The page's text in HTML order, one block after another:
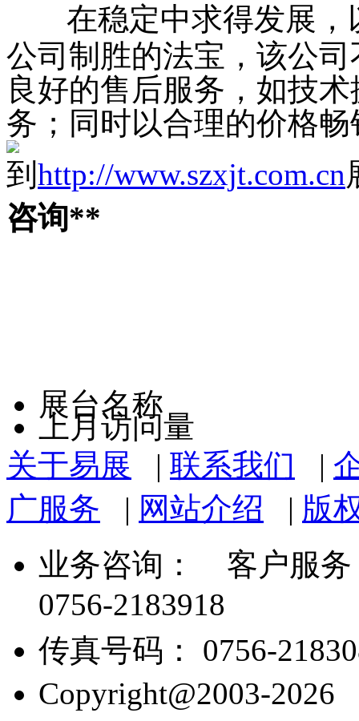
在稳定中求得发展
公司制胜的法宝，该公
良好的售后服务，如技
务；同时以合理的价
到 http://www.szxjt.com.cn
咨询**
展台名称
上月访问量
关于易展 | 联系我们 |
广服务 | 网站介绍 | 版
业务咨询：
客户服务
0756-2183918
传真号码： 0756-
Copyright@2003-